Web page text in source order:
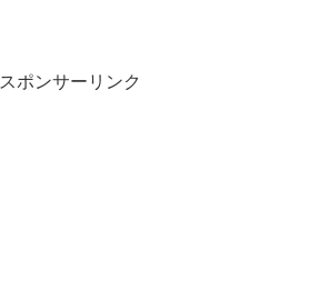
スポンサーリンク